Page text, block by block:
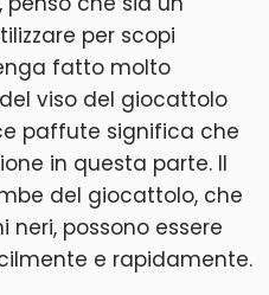
per scopi
fatto molto
viso del giocattolo
paffute significa che
in questa parte. Il
del giocattolo, che
neri, possono essere
e rapidamente.